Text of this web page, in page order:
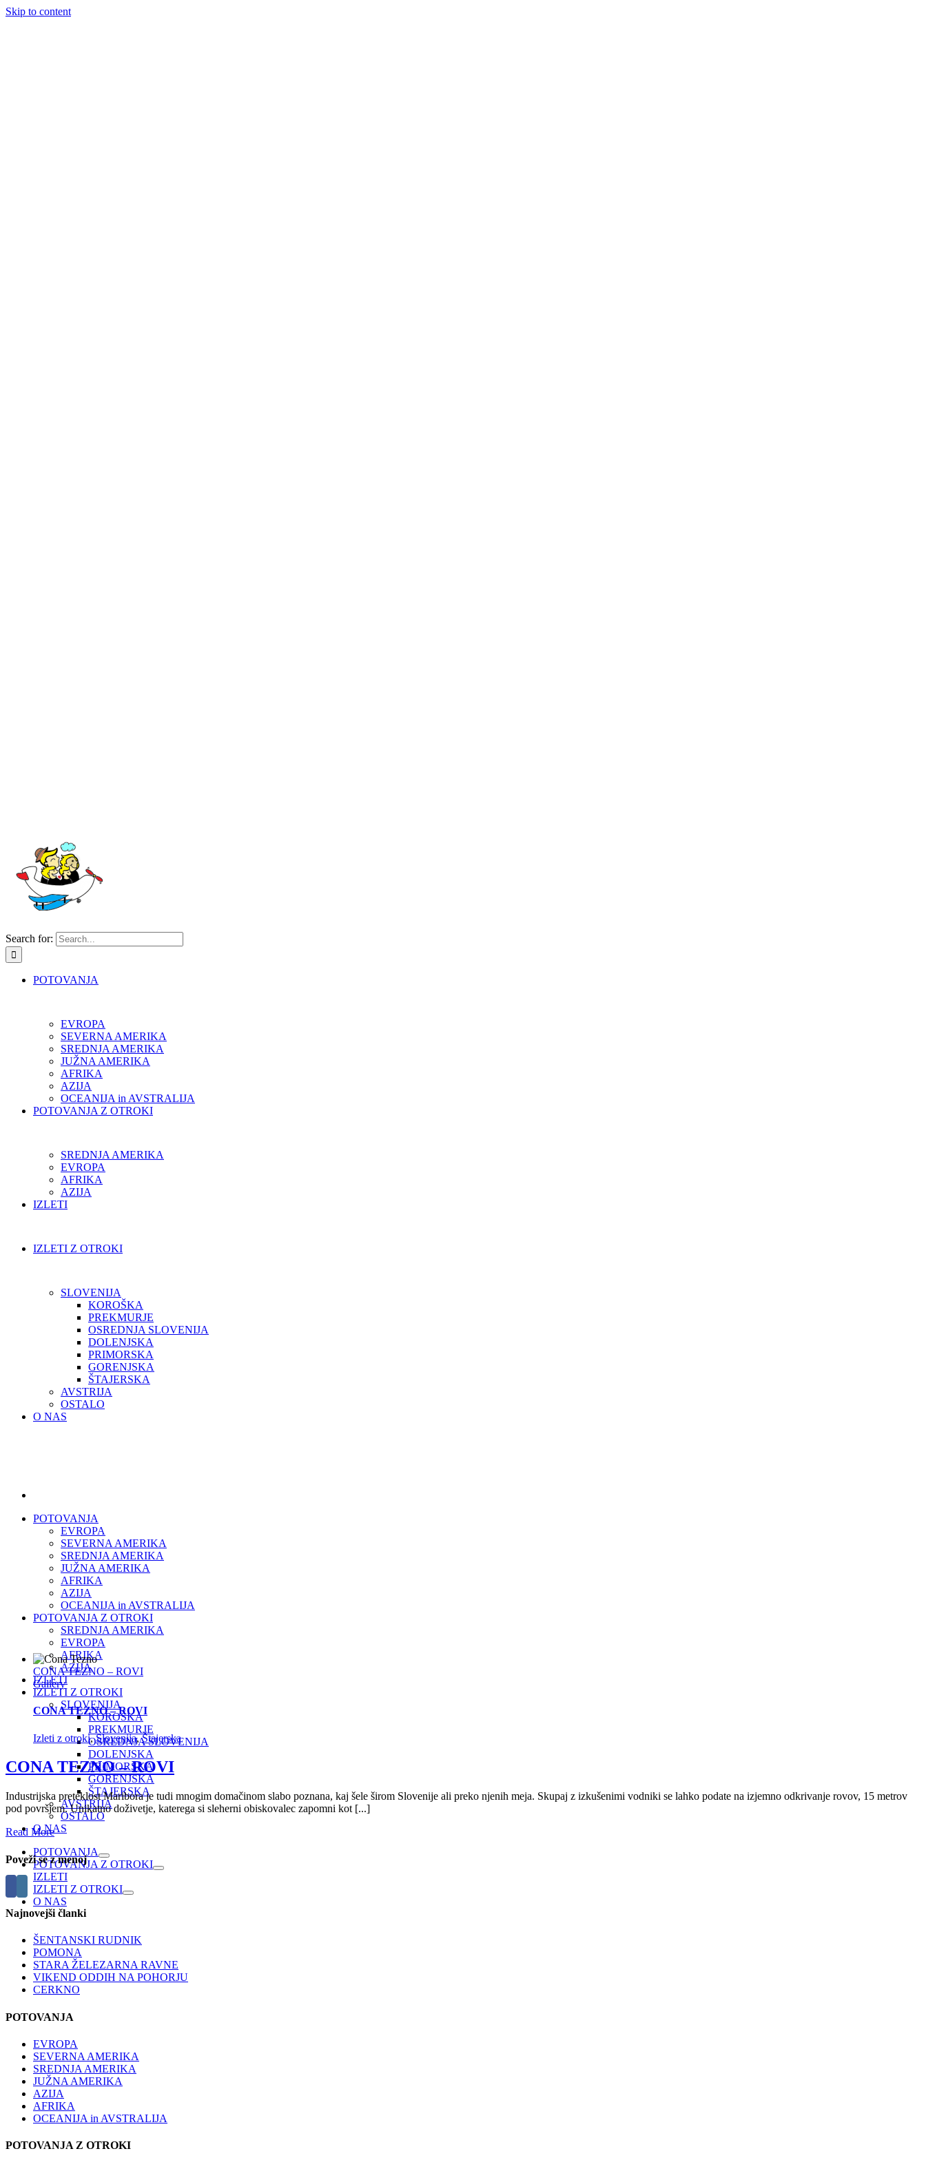
Skip to content
Search for:
POTOVANJA
EVROPA
SEVERNA AMERIKA
SREDNJA AMERIKA
JUŽNA AMERIKA
AFRIKA
AZIJA
OCEANIJA in AVSTRALIJA
POTOVANJA Z OTROKI
SREDNJA AMERIKA
EVROPA
AFRIKA
AZIJA
IZLETI
IZLETI Z OTROKI
SLOVENIJA
KOROŠKA
PREKMURJE
OSREDNJA SLOVENIJA
DOLENJSKA
PRIMORSKA
GORENJSKA
ŠTAJERSKA
AVSTRIJA
OSTALO
O NAS
POTOVANJA
EVROPA
SEVERNA AMERIKA
SREDNJA AMERIKA
JUŽNA AMERIKA
AFRIKA
AZIJA
OCEANIJA in AVSTRALIJA
POTOVANJA Z OTROKI
SREDNJA AMERIKA
EVROPA
AFRIKA
AZIJA
IZLETI
IZLETI Z OTROKI
SLOVENIJA
KOROŠKA
PREKMURJE
OSREDNJA SLOVENIJA
DOLENJSKA
PRIMORSKA
GORENJSKA
ŠTAJERSKA
AVSTRIJA
OSTALO
O NAS
POTOVANJA
POTOVANJA Z OTROKI
IZLETI
IZLETI Z OTROKI
O NAS
CONA TEZNO – ROVI
Gallery
CONA TEZNO – ROVI
Izleti z otroki,Slovenija,Štajerska
CONA TEZNO – ROVI
Industrijska preteklost Maribora je tudi mnogim domačinom slabo poznana, kaj šele širom Slovenije ali preko njenih meja. Skupaj z izkušenimi vodniki se lahko podate na izjemno odkrivanje rovov, 15 metrov
pod površjem. Unikatno doživetje, katerega si sleherni obiskovalec zapomni kot [...]
Read More
Poveži se z menoj
Najnovejši članki
ŠENTANSKI RUDNIK
POMONA
STARA ŽELEZARNA RAVNE
VIKEND ODDIH NA POHORJU
CERKNO
POTOVANJA
EVROPA
SEVERNA AMERIKA
SREDNJA AMERIKA
JUŽNA AMERIKA
AZIJA
AFRIKA
OCEANIJA in AVSTRALIJA
POTOVANJA Z OTROKI